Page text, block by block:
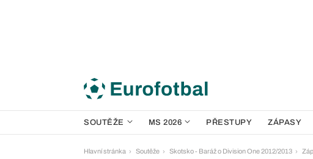
SOUTĚŽE MS 2026 PŘESTUPY ZÁPASY
Hlavní stránka Soutěže Skotsko - Baráž o Division One 2012/2013